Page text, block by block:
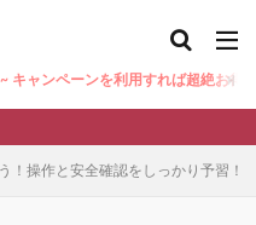
キャンペーンを利用すれば超絶お得 ~
！操作と安全確認をしっかり予習！